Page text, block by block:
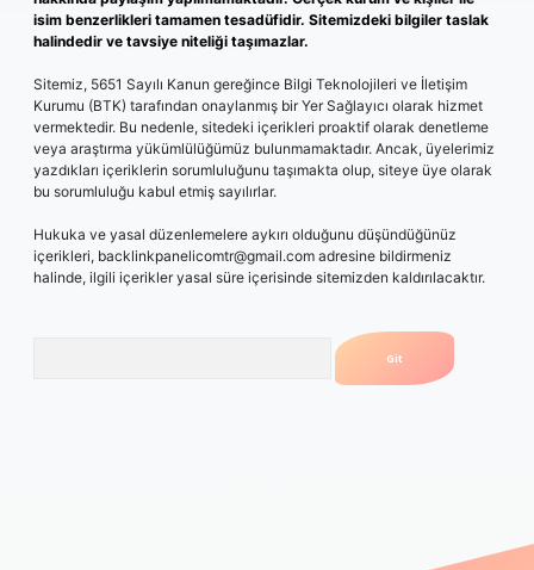
isim benzerlikleri tamamen tesadüfidir. Sitemizdeki bilgiler taslak
halindedir ve tavsiye niteliği taşımazlar.
Sitemiz, 5651 Sayılı Kanun gereğince Bilgi Teknolojileri ve İletişim
Kurumu (BTK) tarafından onaylanmış bir Yer Sağlayıcı olarak hizmet
vermektedir. Bu nedenle, sitedeki içerikleri proaktif olarak denetleme
veya araştırma yükümlülüğümüz bulunmamaktadır. Ancak, üyelerimiz
yazdıkları içeriklerin sorumluluğunu taşımakta olup, siteye üye olarak
bu sorumluluğu kabul etmiş sayılırlar.
Hukuka ve yasal düzenlemelere aykırı olduğunu düşündüğünüz
içerikleri, backlinkpanelicomtr@gmail.com adresine bildirmeniz
halinde, ilgili içerikler yasal süre içerisinde sitemizden kaldırılacaktır.